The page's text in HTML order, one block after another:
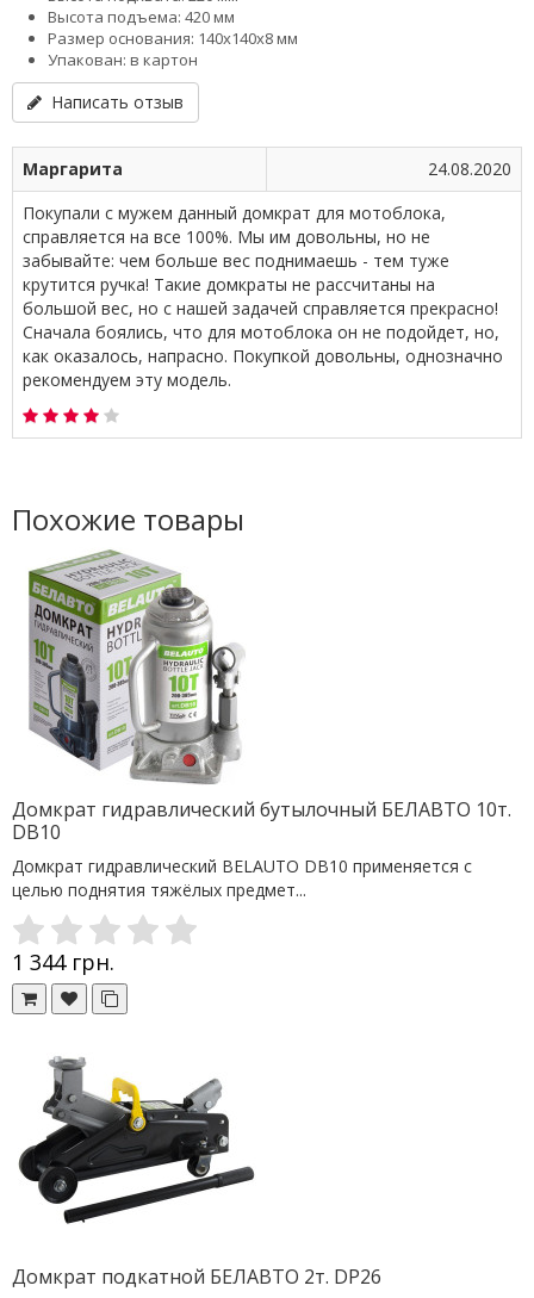
Высота подъема: 420 мм
Размер основания: 140x140x8 мм
Упакован: в картон
Написать отзыв
Маргарита
24.08.2020
Покупали с мужем данный домкрат для мотоблока,
справляется на все 100%. Мы им довольны, но не
забывайте: чем больше вес поднимаешь - тем туже
крутится ручка! Такие домкраты не рассчитаны на
большой вес, но с нашей задачей справляется прекрасно!
Сначала боялись, что для мотоблока он не подойдет, но,
как оказалось, напрасно. Покупкой довольны, однозначно
рекомендуем эту модель.
Похожие товары
Домкрат гидравлический бутылочный БЕЛАВТО 10т.
DB10
Домкрат гидравлический BELAUTO DB10 применяется с
целью поднятия тяжёлых предмет...
1 344 грн.
Домкрат подкатной БЕЛАВТО 2т. DP26